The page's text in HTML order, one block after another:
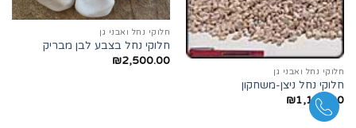
חלוקי נחל ואבני גן
חלוקי נחל ניצן-משחקון
₪1,150.00
חלוקי נחל ואבני גן
חלוקי נחל בצבע לבן מבריק
₪2,500.00